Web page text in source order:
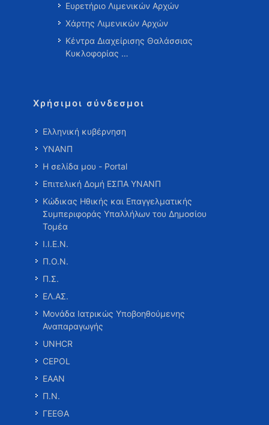
Ευρετήριο Λιμενικών Αρχών
Χάρτης Λιμενικών Αρχών
Κέντρα Διαχείρισης Θαλάσσιας
Κυκλοφορίας …
Χρήσιμοι σύνδεσμοι
Ελληνική κυβέρνηση
ΥΝΑΝΠ
Η σελίδα μου - Portal
Επιτελική Δομή ΕΣΠΑ ΥΝΑΝΠ
Κώδικας Ηθικής και Επαγγελματικής
Συμπεριφοράς Υπαλλήλων του Δημοσίου
Τομέα
Ι.Ι.Ε.Ν.
Π.Ο.Ν.
Π.Σ.
ΕΛ.ΑΣ.
Μονάδα Ιατρικώς Υποβοηθούμενης
Αναπαραγωγής
UNHCR
CEPOL
ΕΑΑΝ
Π.Ν.
ΓΕΕΘΑ